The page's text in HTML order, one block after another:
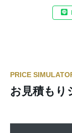
PRICE
お見積もり